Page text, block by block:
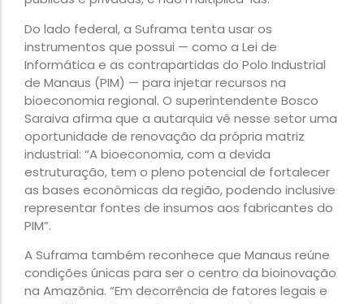
Do lado federal, a Suframa tenta usar os
instrumentos que possui — como a Lei de
Informática e as contrapartidas do Polo Industrial
de Manaus (PIM) — para injetar recursos na
bioeconomia regional. O superintendente Bosco
Saraiva afirma que a autarquia vê nesse setor uma
oportunidade de renovação da própria matriz
industrial: “A bioeconomia, com a devida
estruturação, tem o pleno potencial de fortalecer
as bases econômicas da região, podendo inclusive
representar fontes de insumos aos fabricantes do
PIM”.
A Suframa também reconhece que Manaus reúne
condições únicas para ser o centro da bioinovação
na Amazônia. “Em decorrência de fatores legais e